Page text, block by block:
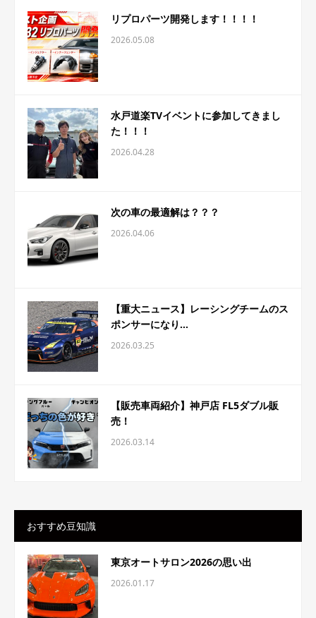
リプロパーツ開発します！！！！
2026.05.08
水戸道楽TVイベントに参加してきまし
た！！！
2026.04.28
次の車の最適解は？？？
2026.04.06
【重大ニュース】レーシングチームのス
ポンサーになり...
2026.03.25
【販売車両紹介】神戸店 FL5ダブル販
売！
2026.03.14
おすすめ豆知識
東京オートサロン2026の思い出
2026.01.17